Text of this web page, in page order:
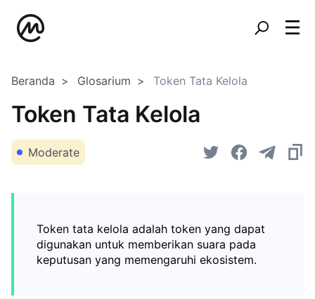
Beranda Glosarium Token Tata Kelola
Token Tata Kelola
Moderate
Token tata kelola adalah token yang dapat
digunakan untuk memberikan suara pada
keputusan yang memengaruhi ekosistem.